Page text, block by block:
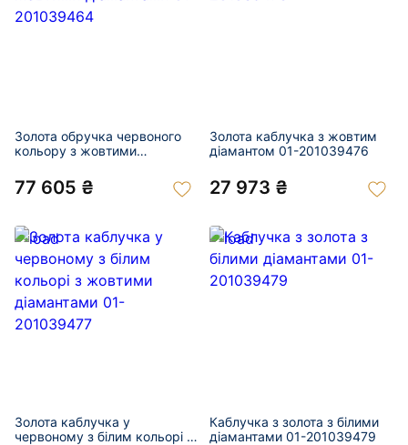
Золота обручка червоного
кольору з жовтими
77 605 ₴
Золота каблучка з жовтим
діамантом 01-201039476
27 973 ₴
Золота каблучка у
червоному з білим кольорі з
Каблучка з золота з білими
діамантами 01-201039479